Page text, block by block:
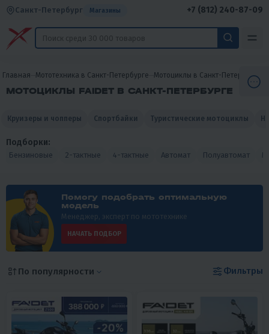
Санкт-Петербург Магазины +7 (812) 240-87-09
Главная Мототехника в Санкт-Петербурге Мотоциклы в Санкт-Петербурге
МОТОЦИКЛЫ FAIDET В САНКТ-ПЕТЕРБУРГЕ
Круизеры и чопперы Спортбайки Туристические мотоциклы
Подборки:
Бензиновые 2-тактные 4-тактные Автомат Полуавтомат
Помогу подобрать оптимальную
модель
Менеджер, эксперт по мототехнике
НАЧАТЬ ПОДБОР
По популярности Фильтры